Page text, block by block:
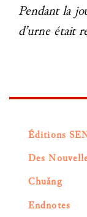
Pendant la
d’urne était
Éditions
Des
Chuǎng
Endnotes